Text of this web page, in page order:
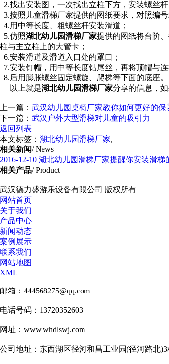
2.找出安装图，一次找出立柱下方，安装螺丝
3.按照儿童滑梯厂家提供的图纸要求，对照编
4.用中等长度、粗螺丝杆安装滑道；
5.仿照湖北幼儿园滑梯厂家提供的图纸将台阶
柱与主立柱上的大管卡；
6.安装滑道及滑道入口处的罩口；
7.安装钉帽，用中等长度钻尾丝，再将顶帽与
8.后用膨胀螺丝固定螺旋、爬梯等下面的底座。
以上就是湖北幼儿园滑梯厂家分享的信息，
上一篇： 武汉幼儿园桌椅厂家教你如何更好的保
下一篇： 武汉户外大型滑梯对儿童的吸引力
返回列表
本文标签： 湖北幼儿园滑梯厂家,
相关新闻/ News
2016-12-10 湖北幼儿园滑梯厂家提醒你安装滑梯
相关产品/ Product
武汉德力盛游乐设备有限公司 版权所有
网站首页
关于我们
产品中心
新闻动态
案例展示
联系我们
网站地图
XML
邮箱：444568275@qq.com
电话号码：13720352603
网址：www.whdlswj.com
公司地址：东西湖区径河和昌工业园(径河路北)3